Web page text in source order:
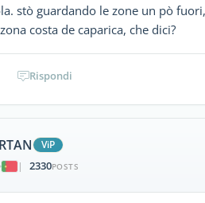
stò guardando le zone un pò
costa de caparica, che dici?
Rispondi
ViP
|
2330POSTS